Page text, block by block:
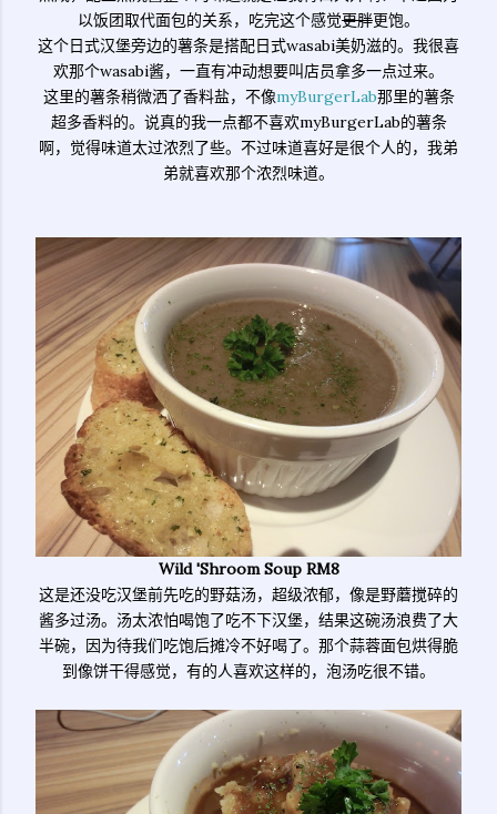
以饭团取代面包的关系，吃完这个感觉更胖更饱。
这个日式汉堡旁边的薯条是搭配日式wasabi美奶滋的。我很喜
欢那个wasabi酱，一直有冲动想要叫店员拿多一点过来。
这里的薯条稍微洒了香料盐，不像myBurgerLab那里的薯条
超多香料的。说真的我一点都不喜欢myBurgerLab的薯条
啊，觉得味道太过浓烈了些。不过味道喜好是很个人的，我弟
弟就喜欢那个浓烈味道。
Wild 'Shroom Soup RM8
这是还没吃汉堡前先吃的野菇汤，超级浓郁，像是野蘑搅碎的
酱多过汤。汤太浓怕喝饱了吃不下汉堡，结果这碗汤浪费了大
半碗，因为待我们吃饱后摊冷不好喝了。那个蒜蓉面包烘得脆
到像饼干得感觉，有的人喜欢这样的，泡汤吃很不错。